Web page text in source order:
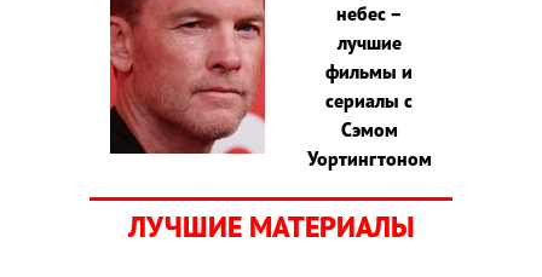
небес –
лучшие
фильмы и
сериалы с
Сэмом
Уортингтоном
ЛУЧШИЕ МАТЕРИАЛЫ